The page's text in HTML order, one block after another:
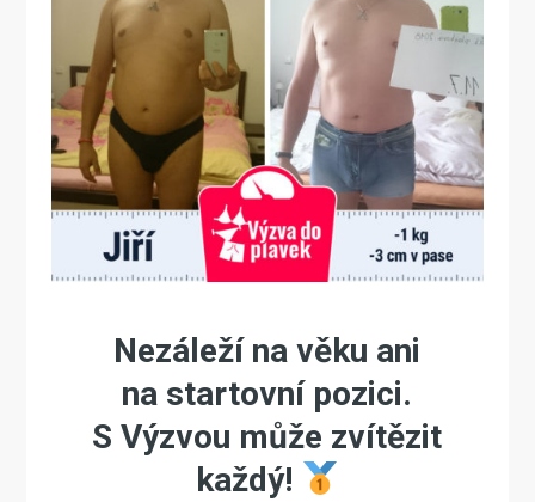
Nezáleží na věku ani
na startovní pozici.
S Výzvou může zvítězit
každý!